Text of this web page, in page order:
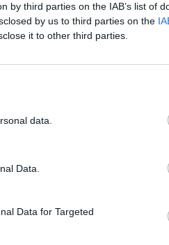
by third parties on the IAB’s list of
by us to third parties on the
it to other third parties.
data.
Data.
Data for Targeted
τα λεφτά μας στη
η συμπαθέστατη
τα λένε
καντίνα